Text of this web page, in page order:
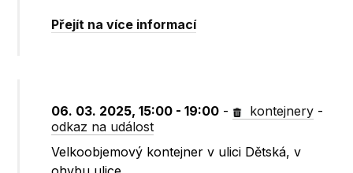
Přejít na více informací
06. 03. 2025, 15:00 - 19:00 - kontejnery -
odkaz na událost
Velkoobjemový kontejner v ulici Dětská, v